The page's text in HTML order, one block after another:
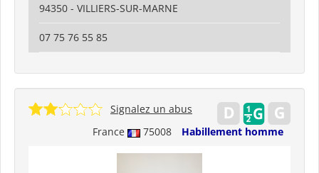
94350 - VILLIERS-SUR-MARNE
07 75 76 55 85
France 75008 Habillement homme
Signalez un abus